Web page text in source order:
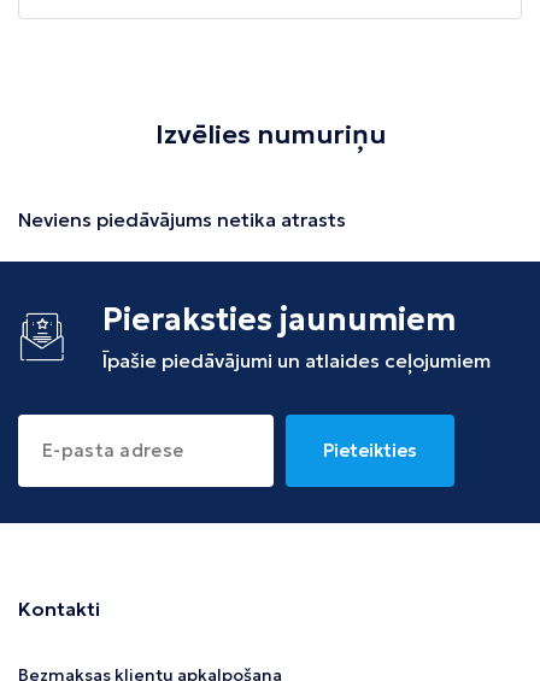
Izvēlies numuriņu
Neviens piedāvājums netika atrasts
Pieraksties jaunumiem
Īpašie piedāvājumi un atlaides ceļojumiem
Pieteikties
Kontakti
Bezmaksas klientu apkalpošana